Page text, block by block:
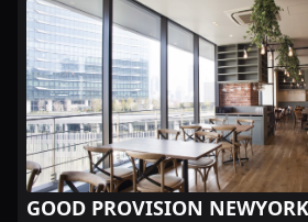
ー
お
す
す
め
の
お
GOOD PROVISION NEWYORK